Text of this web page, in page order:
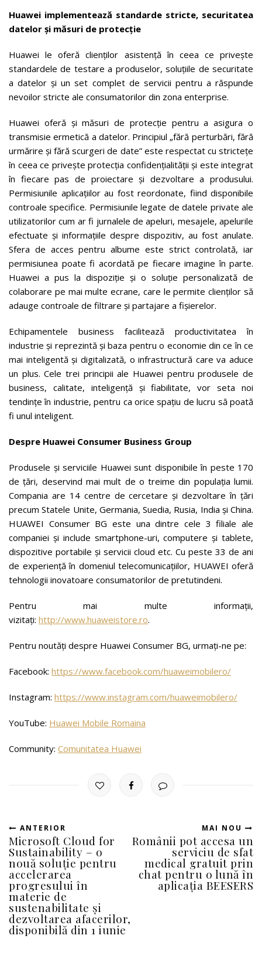
Huawei implementează standarde stricte, securitatea
datelor și măsuri de protecție
Huawei le oferă clienților asistență în ceea ce privește
standardele de testare a produselor, soluțiile de securitate
a datelor și un set complet de servicii pentru a răspunde
nevoilor stricte ale consumatorilor din zona enterprise.
Huawei oferă și măsuri de protecție pentru a asigura o
transmisie ermetică a datelor. Principiul „fără perturbări, fără
urmărire și fără scurgeri de date” este respectat cu strictețe
în ceea ce privește protecția confidențialității și este integrat
în fiecare pas de proiectare și dezvoltare a produsului.
Permisiunile aplicațiilor au fost reordonate, fiind disponibile
controale specifice. Permisiunile legate de datele private ale
utilizatorilor cum ar fi jurnalele de apeluri, mesajele, apelurile
efectuate și informațiile despre dispozitiv, au fost anulate.
Sfera de acces pentru albume este strict controlată, iar
permisiunea poate fi acordată pe fiecare imagine în parte.
Huawei a pus la dispoziție și o soluție personalizată de
colaborare pe mai multe ecrane, care le permite clienților să
adauge controale de filtrare și partajare a fișierelor.
Echipamentele business facilitează productivitatea în
industrie și reprezintă și baza pentru o economie din ce în ce
mai inteligentă și digitalizată, o infrastructură care va aduce
un plus. Cele trei principii ale Huawei pentru produsele de
business, calitate, inteligență și fiabilitate, vor seta noi
tendințe în industrie, pentru ca orice spațiu de lucru să poată
fi unul inteligent.
Despre Huawei Consumer Business Group
Produsele și serviciile Huawei sunt disponibile în peste 170
de țări, deservind mai mult de o treime din populația lumii.
Compania are 14 centre de cercetare și dezvoltare în țări
precum Statele Unite, Germania, Suedia, Rusia, India și China.
HUAWEI Consumer BG este una dintre cele 3 filiale ale
companiei și include smartphone-uri, computere și tablete,
dispozitive portabile și servicii cloud etc. Cu peste 33 de ani
de experiență în domeniul telecomunicațiilor, HUAWEI oferă
tehnologii inovatoare consumatorilor de pretutindeni.
Pentru mai multe informații,
vizitați: http://www.huaweistore.ro.
Pentru noutăți despre Huawei Consumer BG, urmați-ne pe:
Facebook: https://www.facebook.com/huaweimobilero/
Instagram: https://www.instagram.com/huaweimobilero/
YouTube: Huawei Mobile Romaina
Community: Comunitatea Huawei
ANTERIOR
Microsoft Cloud for
Sustainability – o
nouă soluție pentru
accelerarea
progresului în
materie de
sustenabilitate și
dezvoltarea afacerilor,
disponibilă din 1 iunie
MAI NOU
Românii pot accesa un
serviciu de sfat
medical gratuit prin
chat pentru o lună în
aplicația BEESERS